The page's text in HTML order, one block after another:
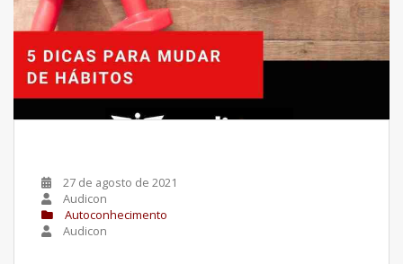
27 de agosto de 2021
Audicon
Autoconhecimento
Audicon